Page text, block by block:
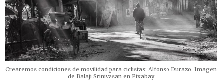
Crearemos condiciones de movilidad para ciclistas: Alfonso Durazo. Imagen
de Balaji Srinivasan en Pixabay